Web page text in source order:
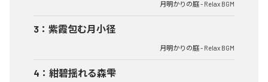
月明かりの庭 - Relax BGM
3 ： 紫霞包む月小径
月明かりの庭 - Relax BGM
4 ： 紺碧揺れる森雫